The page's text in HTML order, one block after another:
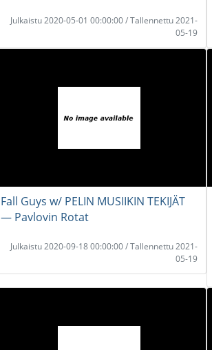
Julkaistu 2020-05-01 00:00:00 / Tallennettu 2021-
05-19
Fall Guys w/ PELIN MUSIIKIN TEKIJÄT
― Pavlovin Rotat
Julkaistu 2020-09-18 00:00:00 / Tallennettu 2021-
05-19